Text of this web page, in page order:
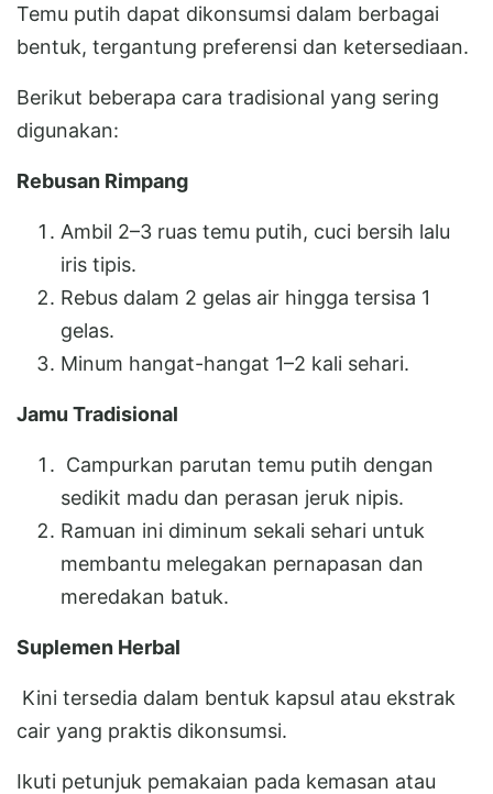
Temu putih dapat dikonsumsi dalam berbagai
bentuk, tergantung preferensi dan ketersediaan.
Berikut beberapa cara tradisional yang sering
digunakan:
Rebusan Rimpang
Ambil 2–3 ruas temu putih, cuci bersih lalu
iris tipis.
Rebus dalam 2 gelas air hingga tersisa 1
gelas.
Minum hangat-hangat 1–2 kali sehari.
Jamu Tradisional
Campurkan parutan temu putih dengan
sedikit madu dan perasan jeruk nipis.
Ramuan ini diminum sekali sehari untuk
membantu melegakan pernapasan dan
meredakan batuk.
Suplemen Herbal
Kini tersedia dalam bentuk kapsul atau ekstrak
cair yang praktis dikonsumsi.
Ikuti petunjuk pemakaian pada kemasan atau